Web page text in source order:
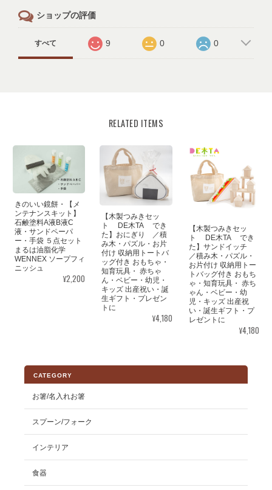
ショップの評価
すべて 9 0 0
RELATED ITEMS
きのいい鏡餅・【メ
ンテナンスキット】
石鹸塗料A液B液C
液・サンドペーパ
ー・手袋 ５点セット
まるは油脂化学
WENNEX ソープフィ
ニッシュ
¥2,200
【木製つみきセッ
ト DE木TA でき
た】おにぎり ／積
み木・パズル・お片
付け 収納用トートバ
ッグ付き おもちゃ・
知育玩具・ 赤ちゃ
ん・ベビー・幼児・
キッズ 出産祝い・誕
生ギフト・プレゼン
トに
¥4,180
【木製つみきセッ
ト DE木TA でき
た】サンドイッチ
／積み木・パズル・
お片付け 収納用トー
トバッグ付き おもち
ゃ・知育玩具・ 赤ち
ゃん・ベビー・幼
児・キッズ 出産祝
い・誕生ギフト・プ
レゼントに
¥4,180
CATEGORY
お箸/名入れお箸
スプーン/フォーク
インテリア
食器